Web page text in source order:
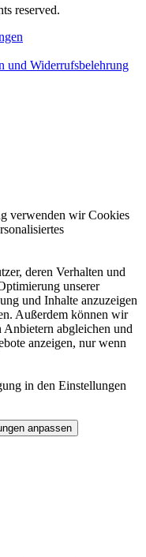
reserved.
und Widerrufsbelehrung
verwenden wir Cookies
deren Verhalten und
unserer
und Inhalte anzuzeigen
Außerdem können wir
Anbietern abgleichen und
anzeigen, nur wenn
in den Einstellungen
anpassen